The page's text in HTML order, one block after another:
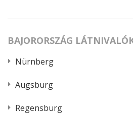
BAJORORSZÁG
Nürnberg
Augsburg
Regensburg